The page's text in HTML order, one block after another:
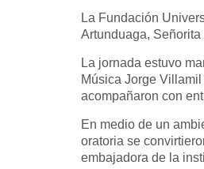
La Fundación
Artunduaga,
La jornada estuvo
Música Jorge
acompañaron con
En medio de un
oratoria se
embajadora de la